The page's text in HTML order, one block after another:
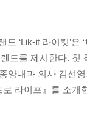
‘Lik-it 라이킷’
드를 제시한다.
양내과 의사 김선
라이프』를 소개